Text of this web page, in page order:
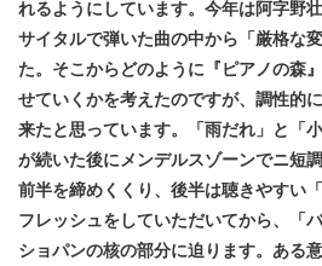
れるようにしています。今年は阿字野
サイタルで弾いた曲の中から「厳格な
た。そこからどのように『ピアノの森
せていくかを考えたのですが、 調性的
来たと思っています。「雨だれ」と「
が続いた後にメンデルスゾーンでニ短
前半を締めくくり、後半は聴きやすい
フレッシュをしていただいてから、「
ショパンの核の部分に迫ります。ある